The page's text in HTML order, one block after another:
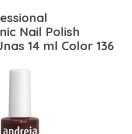
Nail Polish
14 ml Color 136